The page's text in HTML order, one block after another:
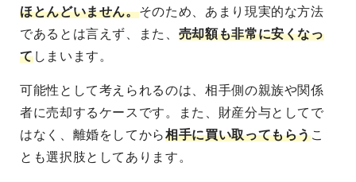
ほとんどいません。そのため、あまり現実的な方法
であるとは言えず、また、 売却額も非常に安くなっ
てしまいます。
可能性として考えられるのは、相手側の親族や関係
者に売却するケースです。また、財産分与としてで
はなく、離婚をしてから相手に買い取ってもらうこ
とも選択肢としてあります。